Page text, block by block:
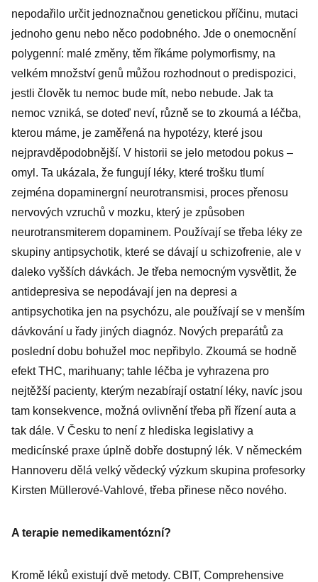
nepodařilo určit jednoznačnou genetickou příčinu, mutaci
jednoho genu nebo něco podobného. Jde o onemocnění
polygenní: malé změny, těm říkáme polymorfismy, na
velkém množství genů můžou rozhodnout o predispozici,
jestli člověk tu nemoc bude mít, nebo nebude. Jak ta
nemoc vzniká, se doteď neví, různě se to zkoumá a léčba,
kterou máme, je zaměřená na hypotézy, které jsou
nejpravděpodobnější. V historii se jelo metodou pokus –
omyl. Ta ukázala, že fungují léky, které trošku tlumí
zejména dopaminergní neurotransmisi, proces přenosu
nervových vzruchů v mozku, který je způsoben
neurotransmiterem dopaminem. Používají se třeba léky ze
skupiny antipsychotik, které se dávají u schizofrenie, ale v
daleko vyšších dávkách. Je třeba nemocným vysvětlit, že
antidepresiva se nepodávají jen na depresi a
antipsychotika jen na psychózu, ale používají se v menším
dávkování u řady jiných diagnóz. Nových preparátů za
poslední dobu bohužel moc nepřibylo. Zkoumá se hodně
efekt THC, marihuany; tahle léčba je vyhrazena pro
nejtěžší pacienty, kterým nezabírají ostatní léky, navíc jsou
tam konsekvence, možná ovlivnění třeba při řízení auta a
tak dále. V Česku to není z hlediska legislativy a
medicínské praxe úplně dobře dostupný lék. V německém
Hannoveru dělá velký vědecký výzkum skupina profesorky
Kirsten Müllerové-Vahlové, třeba přinese něco nového.
A terapie nemedikamentózní?
Kromě léků existují dvě metody. CBIT, Comprehensive